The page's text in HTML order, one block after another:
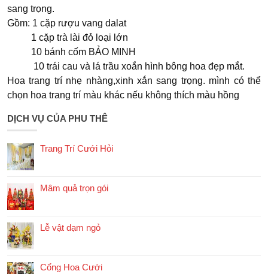
sang trọng.
Gồm: 1 cặp rượu vang dalat
1 cặp trà lài đỏ loại lớn
10 bánh cốm BẢO MINH
10 trái cau và lá trầu xoắn hình bông hoa đẹp mắt.
Hoa trang trí nhẹ nhàng,xinh xắn sang trọng. mình có thể
chọn hoa trang trí màu khác nếu không thích màu hồng
DỊCH VỤ CỦA PHU THÊ
Trang Trí Cưới Hỏi
Mâm quả trọn gói
Lễ vật dạm ngỏ
Cổng Hoa Cưới